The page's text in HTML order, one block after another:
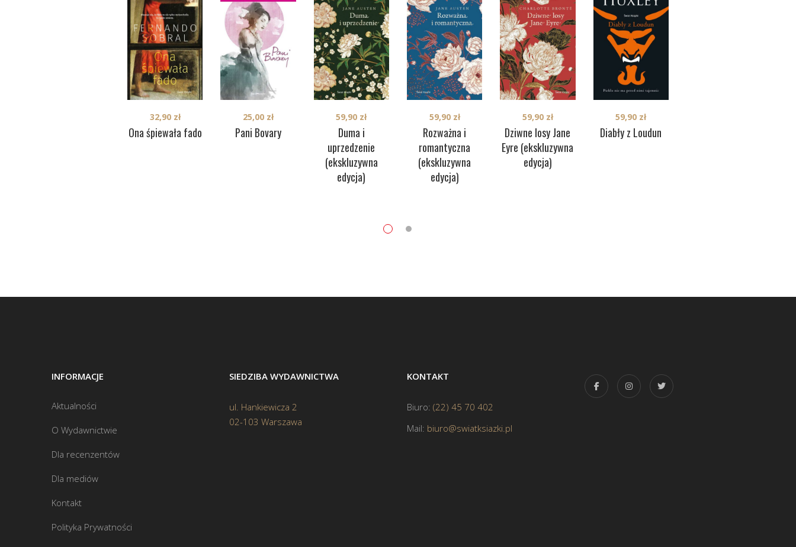
Ona śpiewała fado
32,90 zł
Pani Bovary
25,00 zł
Duma i
uprzedzenie
(ekskluzywna
edycja)
59,90 zł
Rozważna i
romantyczna
(ekskluzywna
edycja)
59,90 zł
Dziwne losy Jane
Eyre (ekskluzywna
edycja)
59,90 zł
Diabły z Loudun
59,90 zł
INFORMACJE
Aktualności
O Wydawnictwie
Dla recenzentów
Dla mediów
Kontakt
Polityka Prywatności
SIEDZIBA WYDAWNICTWA
ul. Hankiewicza 2
02-103 Warszawa
KONTAKT
Biuro: (22) 45 70 402
Mail: biuro@swiatksiazki.pl